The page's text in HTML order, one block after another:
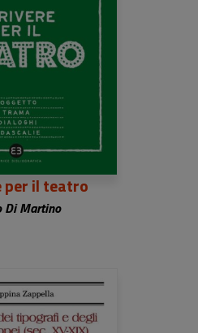
per il teatro
Di Martino